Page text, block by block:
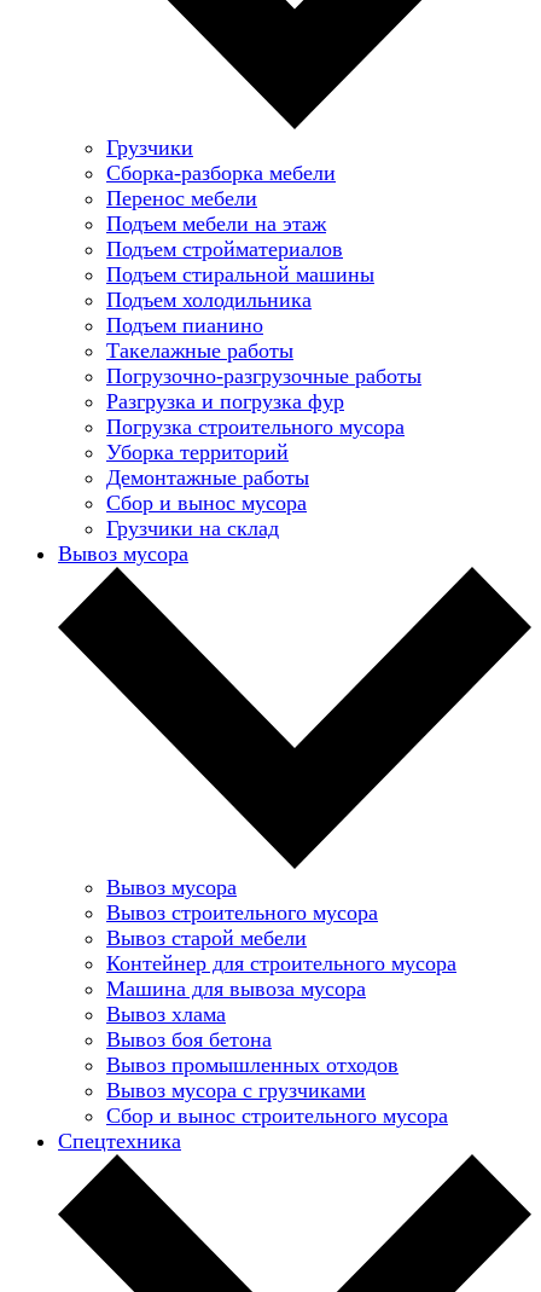
Грузчики
Сборка-разборка мебели
Перенос мебели
Подъем мебели на этаж
Подъем стройматериалов
Подъем стиральной машины
Подъем холодильника
Подъем пианино
Такелажные работы
Погрузочно-разгрузочные работы
Разгрузка и погрузка фур
Погрузка строительного мусора
Уборка территорий
Демонтажные работы
Сбор и вынос мусора
Грузчики на склад
Вывоз мусора
Вывоз мусора
Вывоз строительного мусора
Вывоз старой мебели
Контейнер для строительного мусора
Машина для вывоза мусора
Вывоз хлама
Вывоз боя бетона
Вывоз промышленных отходов
Вывоз мусора с грузчиками
Сбор и вынос строительного мусора
Спецтехника